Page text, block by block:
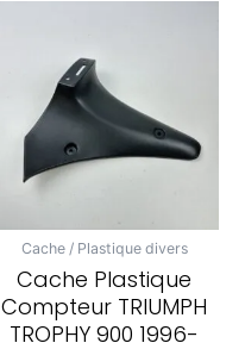
Cache / Plastique divers
Cache Plastique
Compteur TRIUMPH
TROPHY 900 1996-